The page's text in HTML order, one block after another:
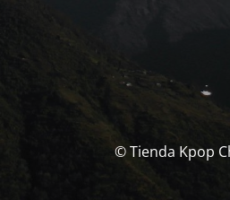
© Tienda Kpop